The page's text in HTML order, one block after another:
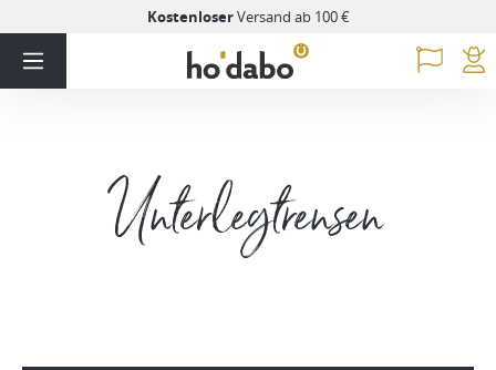
KostenloserVersand ab 100 €
Unterlegtrensen